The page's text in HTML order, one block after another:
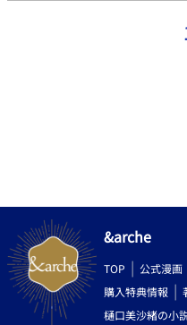
&arche
TOP 公式漫画
購入特典情報
樋口美沙緒の小